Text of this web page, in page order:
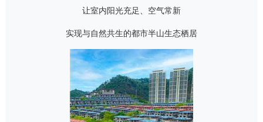
让室内阳光充足、空气常新
实现与自然共生的都市半山生态栖居